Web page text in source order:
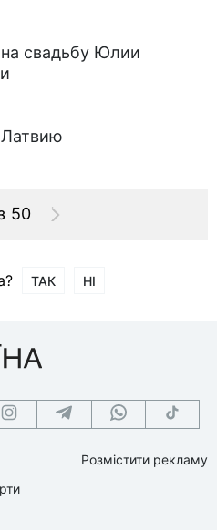
свадьбу Юлии
Латвию
50
ТАК НІ
Розмістити рекламу